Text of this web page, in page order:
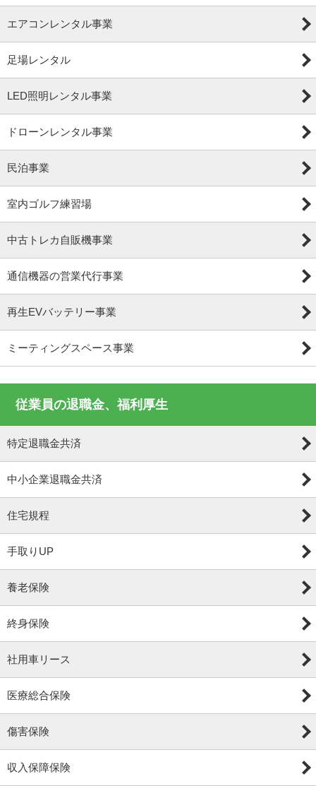
エアコンレンタル事業
足場レンタル
LED照明レンタル事業
ドローンレンタル事業
民泊事業
室内ゴルフ練習場
中古トレカ自販機事業
通信機器の営業代行事業
再生EVバッテリー事業
ミーティングスペース事業
従業員の退職金、福利厚生
特定退職金共済
中小企業退職金共済
住宅規程
手取りUP
養老保険
終身保険
社用車リース
医療総合保険
傷害保険
収入保障保険